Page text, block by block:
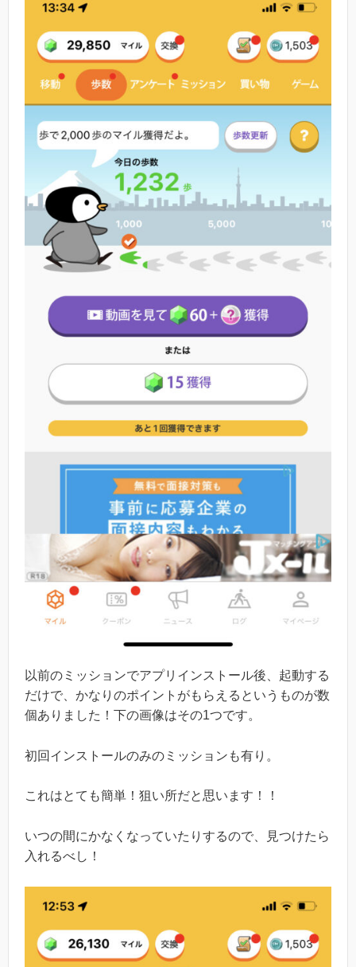
以前のミッションでアプリインストール後、起動する
だけで、かなりのポイントがもらえるというものが数
個ありました！下の画像はその1つです。
初回インストールのみのミッションも有り。
これはとても簡単！狙い所だと思います！！
いつの間にかなくなっていたりするので、見つけたら
入れるべし！